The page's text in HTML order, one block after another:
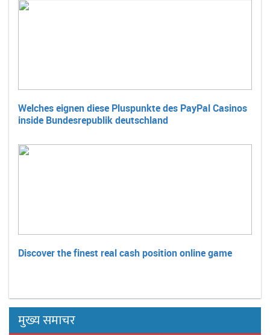
Welches eignen diese Pluspunkte des PayPal Casinos
inside Bundesrepublik deutschland
Discover the finest real cash position online game
मुख्य समाचर